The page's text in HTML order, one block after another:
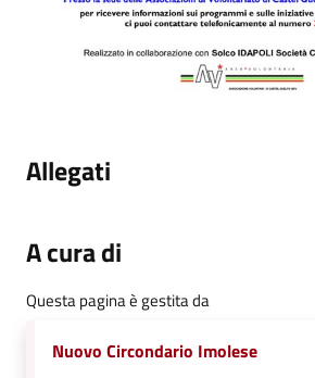
Allegati
A cura di
Questa pagina è gestita da
Nuovo Circondario Imolese